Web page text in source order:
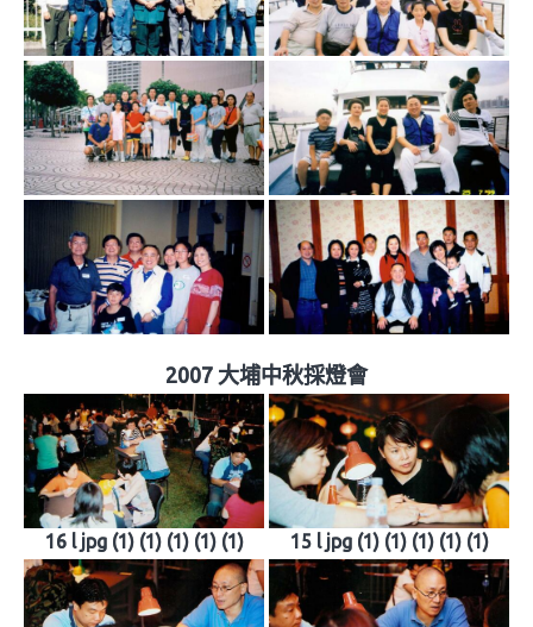
2007 大埔中秋採燈會
16 l jpg (1) (1) (1) (1) (1) 15 l jpg (1) (1) (1) (1) (1)